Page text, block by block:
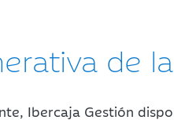
de
Ibercaja Gestión